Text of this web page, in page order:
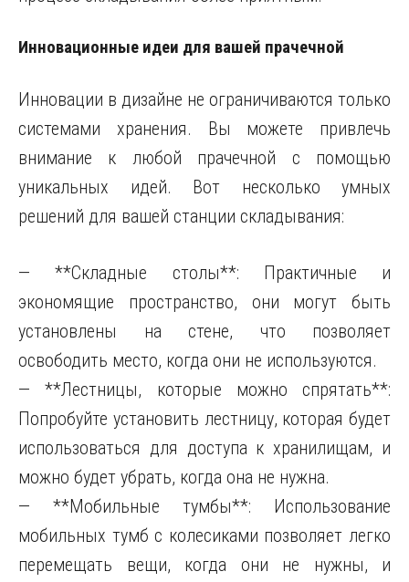
Инновационные идеи для вашей прачечной
Инновации в дизайне не ограничиваются только
системами хранения. Вы можете привлечь
внимание к любой прачечной с помощью
уникальных идей. Вот несколько умных
решений для вашей станции складывания:
— **Складные столы**: Практичные и
экономящие пространство, они могут быть
установлены на стене, что позволяет
освободить место, когда они не используются.
— **Лестницы, которые можно спрятать**:
Попробуйте установить лестницу, которая будет
использоваться для доступа к хранилищам, и
можно будет убрать, когда она не нужна.
— **Мобильные тумбы**: Использование
мобильных тумб с колесиками позволяет легко
перемещать вещи, когда они не нужны, и